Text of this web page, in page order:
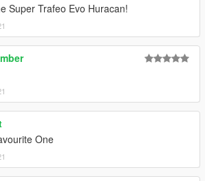
Super Trafeo Evo Huracan!
One